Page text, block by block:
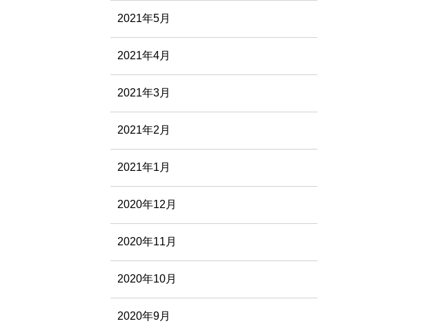
2021年5月
2021年4月
2021年3月
2021年2月
2021年1月
2020年12月
2020年11月
2020年10月
2020年9月